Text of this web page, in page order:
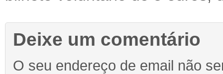
Deixe um comentário
O seu endereço de email não